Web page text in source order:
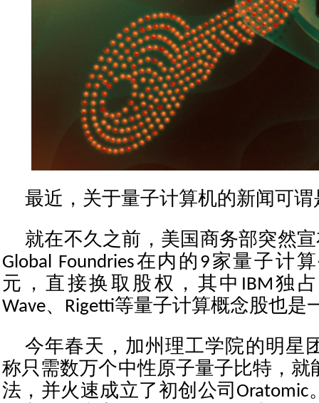
最近，关于量子计算机的新闻可
就在不久之前，美国商务部突然
Global Foundries在内的9家量子计
元，直接换取股权，其中IBM独占
Wave、Rigetti等量子计算概念股也是
今年春天，加州理工学院的明星
称只需数万个中性原子量子比特，就
法，并火速成立了初创公司Oratomic